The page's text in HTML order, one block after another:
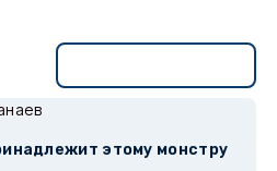
этому монстру